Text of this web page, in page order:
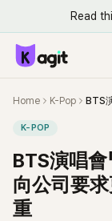
Read
Home K-Pop
K-POP
BTS演唱會
向公司要
重